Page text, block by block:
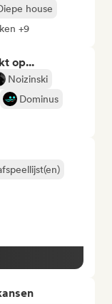
house
+9
op...
Noizinski
Dominus